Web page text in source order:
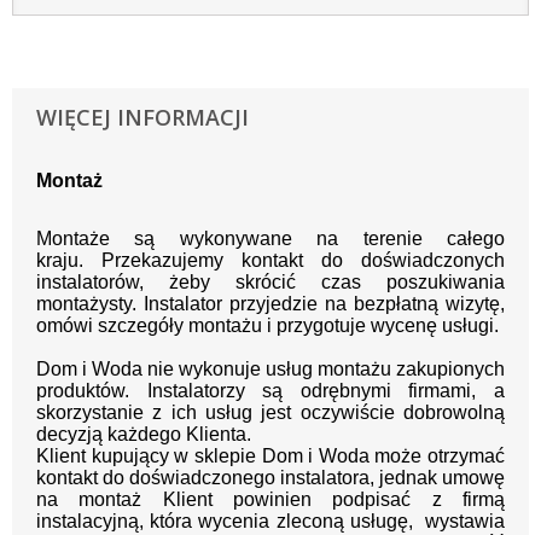
WIĘCEJ INFORMACJI
Montaż
Montaże są wykonywane na terenie całego
kraju.
Przekazujemy kontakt do doświadczonych
instalatorów, żeby skrócić czas poszukiwania
montażysty.
Instalator przyjedzie na bezpłatną wizytę,
omówi szczegóły montażu i przygotuje wycenę usługi.
Dom i Woda nie wykonuje usług montażu zakupionych
produktów. Instalatorzy są odrębnymi firmami, a
skorzystanie z ich usług jest oczywiście dobrowolną
decyzją każdego Klienta.
Klient kupujący w sklepie Dom i Woda może otrzymać
kontakt do doświadczonego instalatora, jednak umowę
na montaż Klient powinien podpisać z firmą
instalacyjną, która wycenia zleconą usługę, wystawia